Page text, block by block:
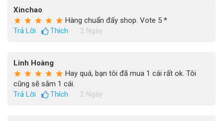
Xinchao
Hàng chuẩn đấy shop. Vote 5 *
Trả Lời
Thích 2 Ngày
Linh Hoàng
Hay quá, bạn tôi đã mua 1 cái rất ok. Tôi
cũng sẽ sắm 1 cái.
Trả Lời
Thích 2 Ngày